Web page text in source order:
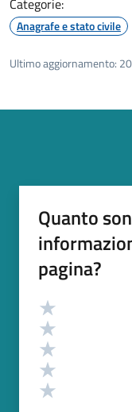
Anagrafe e stato civile
Ultimo aggiornamento:
Quanto
pagina?
Valutazione